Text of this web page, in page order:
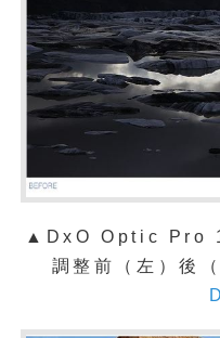
▲ DxO Optic Pro
調整前（左）後